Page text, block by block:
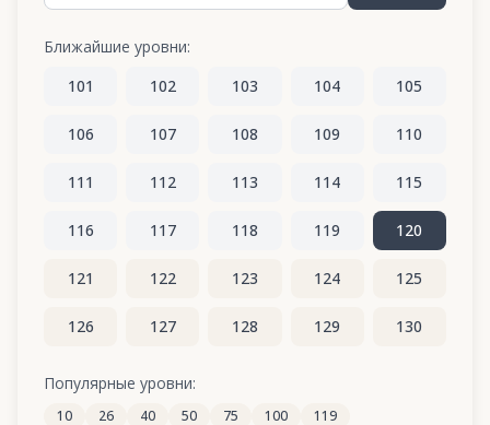
Ближайшие уровни:
101
102 103 104 105
106 107 108 109 110
111 112 113 114 115
116 117 118 119 120
121 122 123 124 125
126 127 128 129 130
Популярные уровни:
10 26 40 50 75 100 119